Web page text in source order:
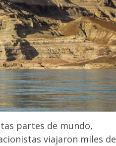
partes de mundo,
viajaron miles de